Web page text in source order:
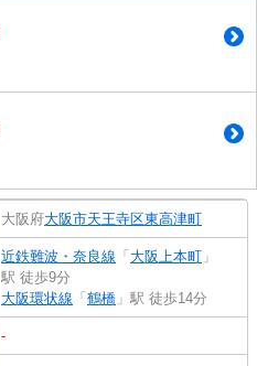
大阪府大阪市天王寺区東高津町
近鉄難波・奈良線 「 大阪上本町 」
駅 徒歩9分
大阪環状線 「 鶴橋 」駅 徒歩14分
-